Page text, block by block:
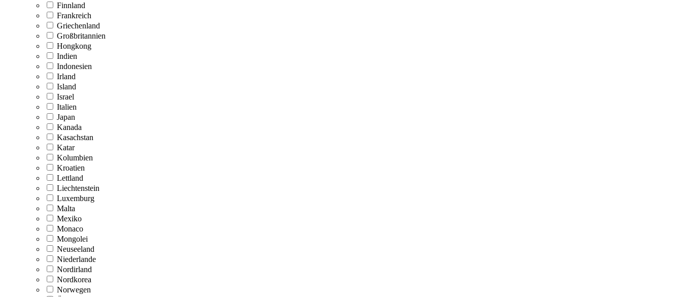
Finnland
Frankreich
Griechenland
Großbritannien
Hongkong
Indien
Indonesien
Irland
Island
Israel
Italien
Japan
Kanada
Kasachstan
Katar
Kolumbien
Kroatien
Lettland
Liechtenstein
Luxemburg
Malta
Mexiko
Monaco
Mongolei
Neuseeland
Niederlande
Nordirland
Nordkorea
Norwegen